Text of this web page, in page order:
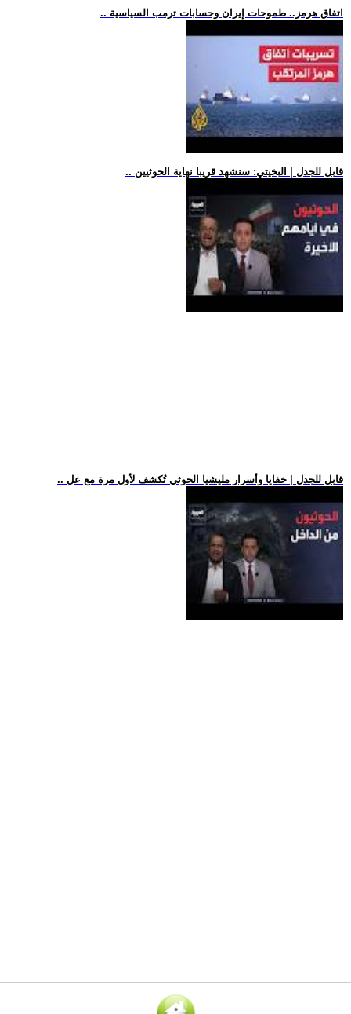
.. اتفاق هرمز.. طموحات إيران وحسابات ترمب السياسية
.. قابل للجدل | البخيتي: سنشهد قريبا نهاية الحوثيين
.. قابل للجدل | خفايا وأسرار مليشيا الحوثي تُكشف لأول مرة مع عل